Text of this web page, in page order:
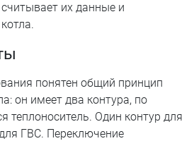
их данные и
понятен общий принцип
он имеет два контура, по
теплоноситель. Один контур для
ГВС. Переключение